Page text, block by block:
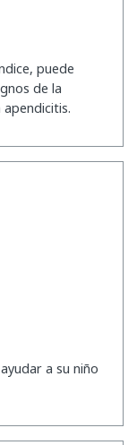
puede
de la
apendicitis.
a su niño